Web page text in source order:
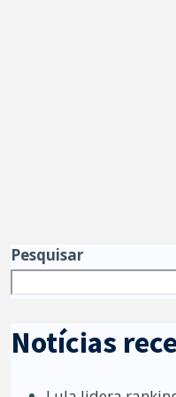
Pesquisar
Notícias